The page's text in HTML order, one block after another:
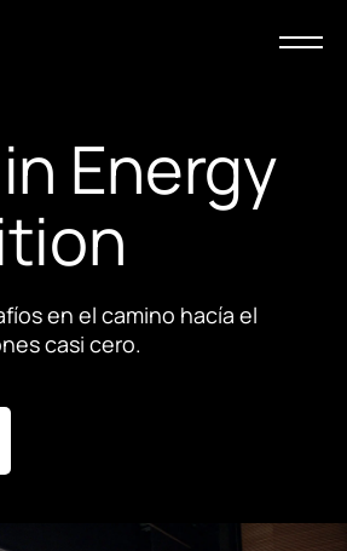
Energy
en el camino hacía el
casi cero.